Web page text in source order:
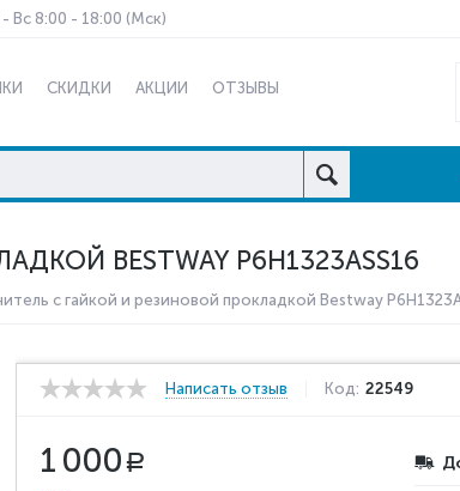
- Вс 8:00 - 18:00 (Мск)
СКИДКИ АКЦИИ ОТЗЫВЫ
BESTWAY P6H1323ASS16
с гайкой и резиновой прокладкой Bestway
Написать отзыв Код: 22549
1 000 Р